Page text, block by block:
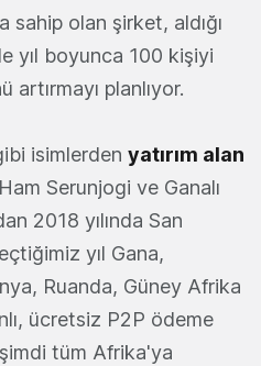
sahip olan şirket, aldığı
yıl boyunca 100 kişiyi
artırmayı planlıyor.
isimlerden yatırım alan
Serunjogi ve Ganalı
2018 yılında San
yıl Gana,
Ruanda, Güney Afrika
ücretsiz P2P ödeme
tüm Afrika'ya